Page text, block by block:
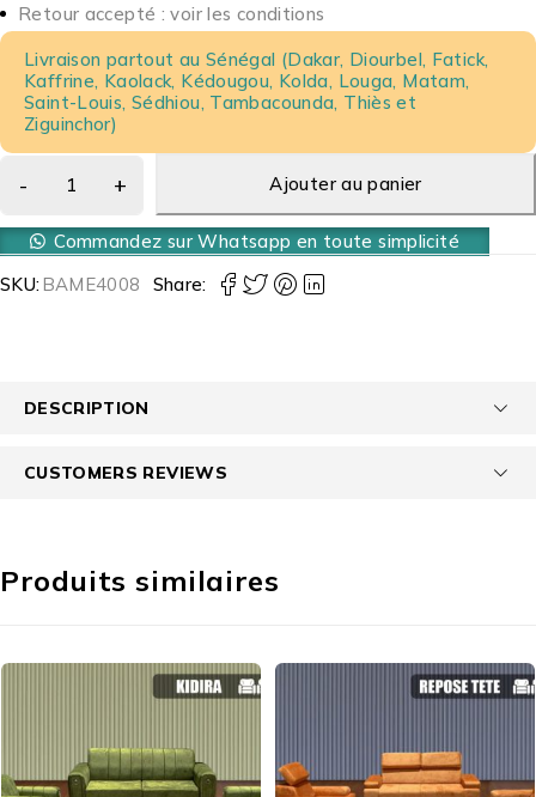
Retour accepté : voir les conditions
Livraison partout au Sénégal (Dakar, Diourbel, Fatick,
Kaffrine, Kaolack, Kédougou, Kolda, Louga, Matam,
Saint-Louis, Sédhiou, Tambacounda, Thiès et
Ziguinchor)
Ajouter au panier
Commandez sur Whatsapp en toute simplicité
SKU:BAME4008 Share:
DESCRIPTION
CUSTOMERS REVIEWS
Produits similaires